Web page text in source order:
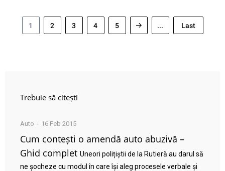
1 2 3 4 5 ... Last
Trebuie să citești
Auto 16 Feb 2015
Cum contești o amendă auto abuzivă –
Ghid complet Uneori polițiștii de la Rutieră au darul să
ne șocheze cu modul în care își aleg procesele verbale și